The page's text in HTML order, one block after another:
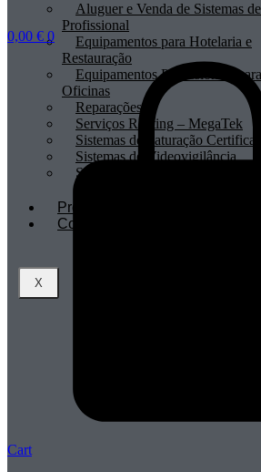
Aluguer e Venda de Sistemas
Profissional
Equipamentos para Hotelaria e
Restauração
Equipamentos Profissionais para
Oficinas
Reparações
Serviços Renting – MegaTek
Sistemas de Faturação
Sistemas de Videovigilância
Sistemas POS
Profissionais
Contactos
X
0,00 € 0
Cart